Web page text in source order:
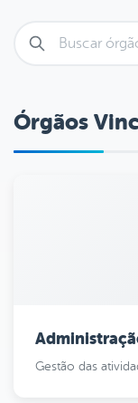
Órgãos
Gestão das